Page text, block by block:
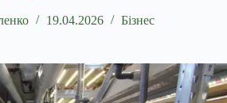
19.04.2026 Бізнес